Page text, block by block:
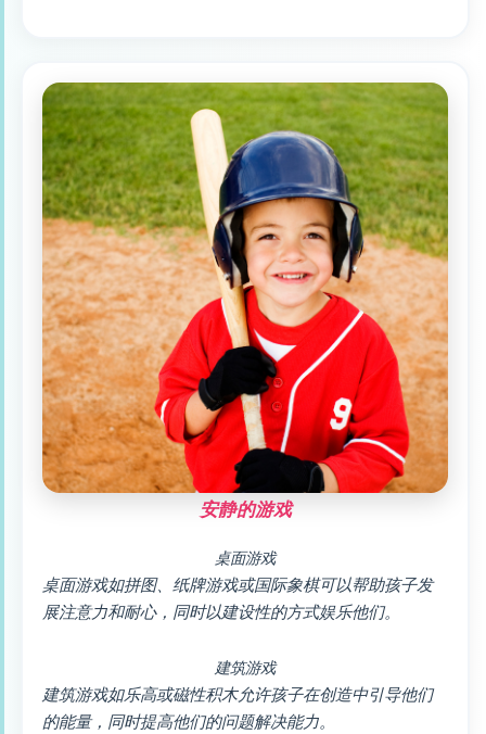
安静的游戏
桌面游戏
桌面游戏如拼图、纸牌游戏或国际象棋可以帮助孩子发
展注意力和耐心，同时以建设性的方式娱乐他们。
建筑游戏
建筑游戏如乐高或磁性积木允许孩子在创造中引导他们
的能量，同时提高他们的问题解决能力。